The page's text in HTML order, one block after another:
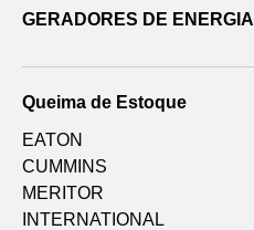
GERADORES DE ENERGIA
Queima de Estoque
EATON
CUMMINS
MERITOR
INTERNATIONAL